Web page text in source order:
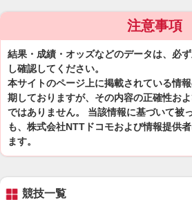
注意事項
結果・成績・オッズなどのデータは、必
し確認してください。
本サイトのページ上に掲載されている情
期しておりますが、その内容の正確性お
ではありません。 当該情報に基づいて被
も、株式会社NTTドコモおよび情報提供
ます。
競技一覧